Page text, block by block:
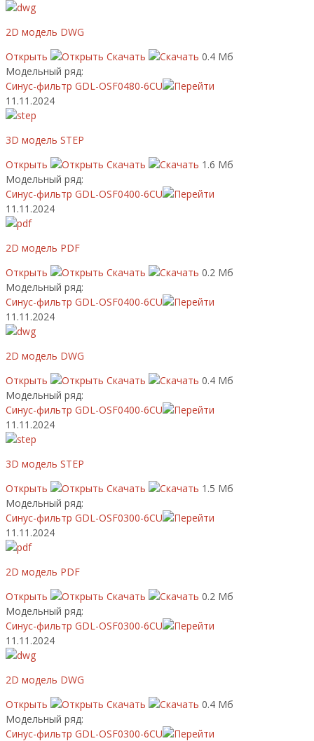
2D модель DWG
Открыть
Скачать
0.4 Мб
Модельный ряд:
Синус-фильтр GDL-OSF0480-6CU
11.11.2024
3D модель STEP
Открыть
Скачать
1.6 Мб
Модельный ряд:
Синус-фильтр GDL-OSF0400-6CU
11.11.2024
2D модель PDF
Открыть
Скачать
0.2 Мб
Модельный ряд:
Синус-фильтр GDL-OSF0400-6CU
11.11.2024
2D модель DWG
Открыть
Скачать
0.4 Мб
Модельный ряд:
Синус-фильтр GDL-OSF0400-6CU
11.11.2024
3D модель STEP
Открыть
Скачать
1.5 Мб
Модельный ряд:
Синус-фильтр GDL-OSF0300-6CU
11.11.2024
2D модель PDF
Открыть
Скачать
0.2 Мб
Модельный ряд:
Синус-фильтр GDL-OSF0300-6CU
11.11.2024
2D модель DWG
Открыть
Скачать
0.4 Мб
Модельный ряд:
Синус-фильтр GDL-OSF0300-6CU